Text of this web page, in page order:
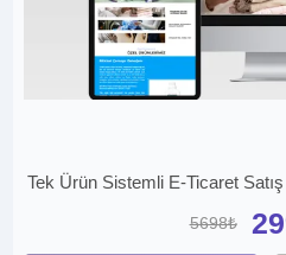
Tek Ürün Sistemli E-Ticaret
5698₺